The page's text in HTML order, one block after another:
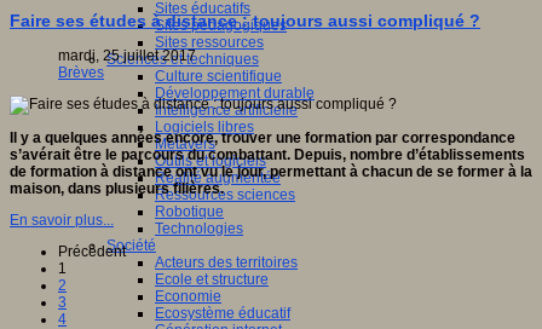
Sites éducatifs
Sites pédagogiques
Sites ressources
Sciences et techniques
Culture scientifique
Développement durable
Intelligence artificielle
Logiciels libres
Métavers
Outils et logiciels
Réalité augmentée
Ressources sciences
Robotique
Technologies
Société
Acteurs des territoires
Ecole et structure
Economie
Ecosystème éducatif
Faire ses études à distance : toujours aussi compliqué ?
mardi, 25 juillet 2017
Brèves
Il y a quelques années encore, trouver une formation par correspondance
s’avérait être le parcours du combattant. Depuis, nombre d’établissements
de formation à distance ont vu le jour, permettant à chacun de se former à la
maison, dans plusieurs filières.
En savoir plus...
Précédent
1
2
3
4